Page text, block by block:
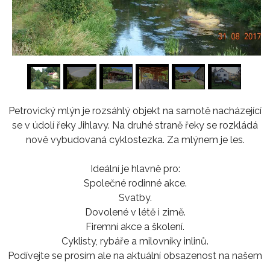
1/16
Petrovický mlýn je rozsáhlý objekt na samotě nacházející
se v údolí řeky Jihlavy. Na druhé straně řeky se rozkládá
nově vybudovaná cyklostezka. Za mlýnem je les.
Ideální je hlavně pro:
Společné rodinné akce.
Svatby.
Dovolené v létě i zimě.
Firemní akce a školení.
Cyklisty, rybáře a milovníky inlinů.
Podívejte se prosím ale na aktuální obsazenost na našem